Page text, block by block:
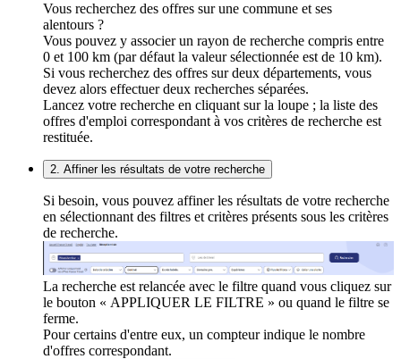
Vous recherchez des offres sur une commune et ses
alentours ?
Vous pouvez y associer un rayon de recherche compris entre
0 et 100 km (par défaut la valeur sélectionnée est de 10 km).
Si vous recherchez des offres sur deux départements, vous
devez alors effectuer deux recherches séparées.
Lancez votre recherche en cliquant sur la loupe ; la liste des
offres d'emploi correspondant à vos critères de recherche est
restituée.
2. Affiner les résultats de votre recherche
Si besoin, vous pouvez affiner les résultats de votre recherche
en sélectionnant des filtres et critères présents sous les critères
de recherche.
La recherche est relancée avec le filtre quand vous cliquez sur
le bouton « APPLIQUER LE FILTRE » ou quand le filtre se
ferme.
Pour certains d'entre eux, un compteur indique le nombre
d'offres correspondant.